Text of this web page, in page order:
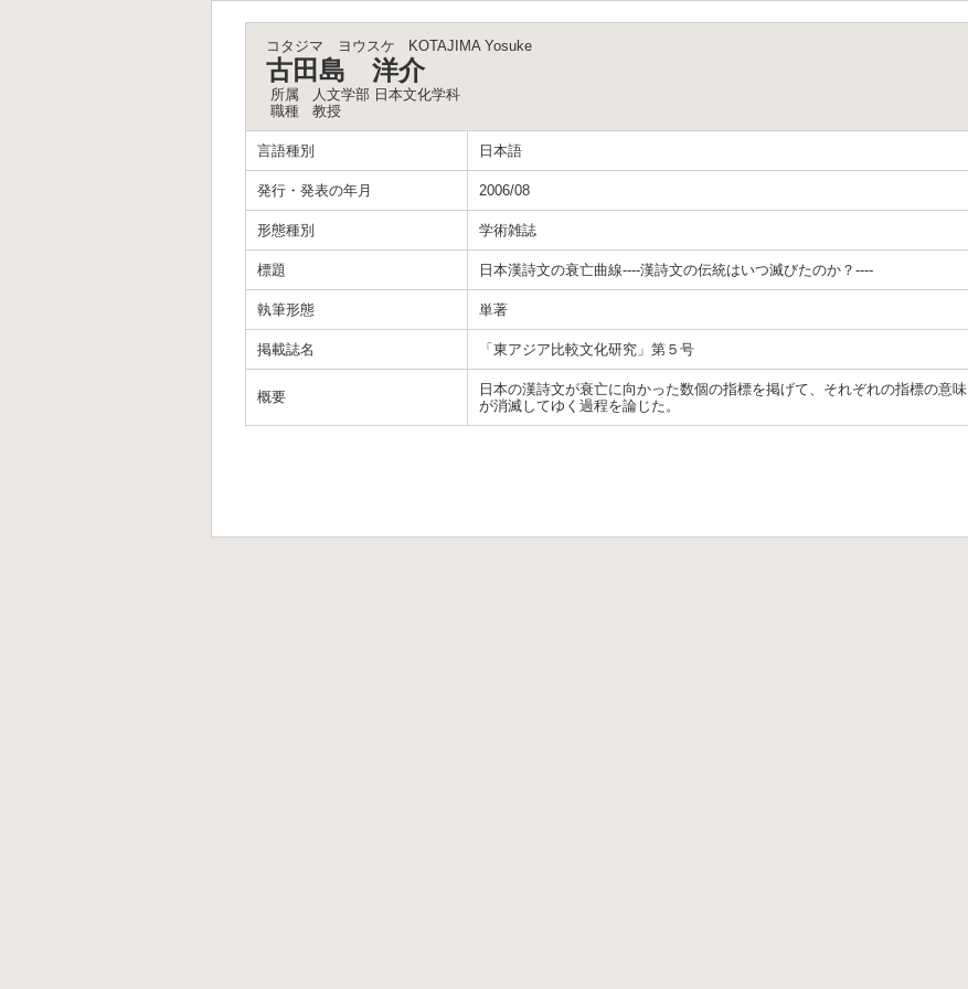
コタジマ ヨウスケ KOTAJIMA Yosuke
古田島 洋介
所属
人文学部 日本文化学科
職種
教授
言語種別 日本語
発行・発表の年月 2006/08
形態種別 学術雑誌
標題 日本漢詩文の衰亡曲線----漢詩文の伝統はいつ滅びたのか？----
執筆形態 単著
掲載誌名 「東アジア比較文化研究」第５号
概要
日本の漢詩文が衰亡に向かった数個の指標を掲げて、それぞれの指標の意
が消滅してゆく過程を論じた。